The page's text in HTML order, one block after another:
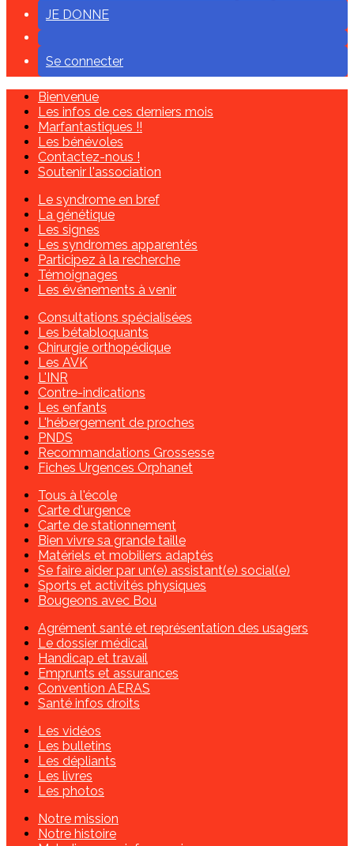
JE DONNE
Se connecter
Bienvenue
Les infos de ces derniers mois
Marfantastiques !!
Les bénévoles
Contactez-nous !
Soutenir l'association
Le syndrome en bref
La génétique
Les signes
Les syndromes apparentés
Participez à la recherche
Témoignages
Les événements à venir
Consultations spécialisées
Les bétabloquants
Chirurgie orthopédique
Les AVK
L'INR
Contre-indications
Les enfants
L'hébergement de proches
PNDS
Recommandations Grossesse
Fiches Urgences Orphanet
Tous à l'école
Carte d'urgence
Carte de stationnement
Bien vivre sa grande taille
Matériels et mobiliers adaptés
Se faire aider par un(e) assistant(e) social(e)
Sports et activités physiques
Bougeons avec Bou
Agrément santé et représentation des usagers
Le dossier médical
Handicap et travail
Emprunts et assurances
Convention AERAS
Santé infos droits
Les vidéos
Les bulletins
Les dépliants
Les livres
Les photos
Notre mission
Notre histoire